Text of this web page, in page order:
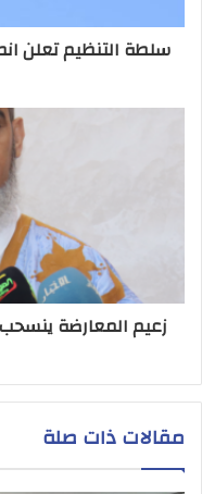
سلطة التنظيم تعلن
زعيم المعارضة
مقالات ذات صلة